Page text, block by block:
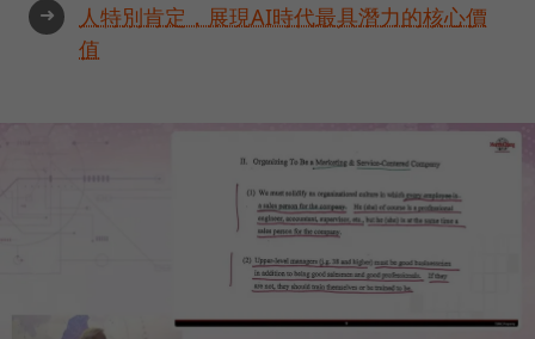
➜
人特別肯定，展現AI時代最具潛力的核心價
值